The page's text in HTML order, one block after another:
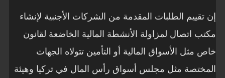
إن تقييم الطلبات المقدمة من الشركات الأجنبية لإنشاء
مكتب اتصال لمزاولة الأنشطة المالية الخاضعة لقانون
خاص مثل الأسواق المالية أو التأمين تتولاه الجهات
المختصة مثل مجلس أسواق رأس المال في تركيا وهيئة